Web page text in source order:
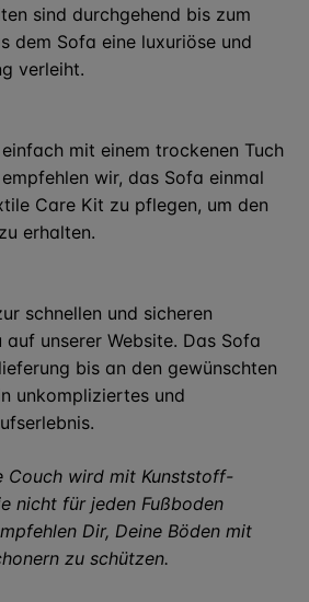
sind durchgehend bis zum
dem Sofa eine luxuriöse und
verleiht.
mit einem trockenen Tuch
wir, das Sofa einmal
Care Kit zu pflegen, um den
erhalten.
schnellen und sicheren
unserer Website. Das Sofa
bis an den gewünschten
unkompliziertes und
Couch wird mit Kunststoff-
nicht für jeden Fußboden
Dir, Deine Böden mit
zu schützen.